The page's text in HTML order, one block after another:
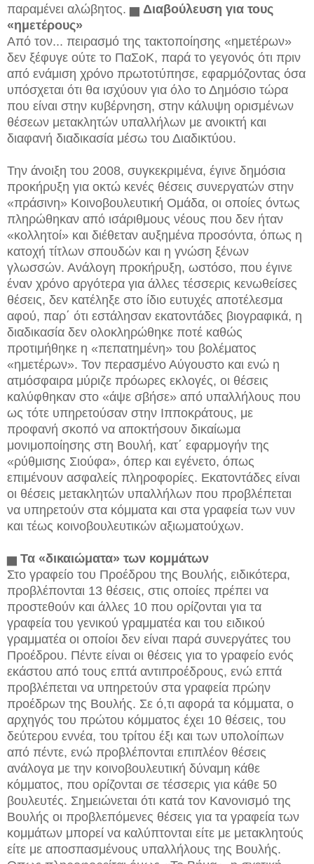
παραμένει αλώβητος.▅ Διαβούλευση για τους
«ημετέρους»
Από τον... πειρασμό της τακτοποίησης «ημετέρων»
δεν ξέφυγε ούτε το ΠαΣοΚ, παρά το γεγονός ότι πριν
από ενάμιση χρόνο πρωτοτύπησε, εφαρμόζοντας όσα
υπόσχεται ότι θα ισχύουν για όλο το Δημόσιο τώρα
που είναι στην κυβέρνηση, στην κάλυψη ορισμένων
θέσεων μετακλητών υπαλλήλων με ανοικτή και
διαφανή διαδικασία μέσω του Διαδικτύου.
Την άνοιξη του 2008, συγκεκριμένα, έγινε δημόσια
προκήρυξη για οκτώ κενές θέσεις συνεργατών στην
«πράσινη» Κοινοβουλευτική Ομάδα, οι οποίες όντως
πληρώθηκαν από ισάριθμους νέους που δεν ήταν
«κολλητοί» και διέθεταν αυξημένα προσόντα, όπως η
κατοχή τίτλων σπουδών και η γνώση ξένων
γλωσσών. Ανάλογη προκήρυξη, ωστόσο, που έγινε
έναν χρόνο αργότερα για άλλες τέσσερις κενωθείσες
θέσεις, δεν κατέληξε στο ίδιο ευτυχές αποτέλεσμα
αφού, παρ΄ ότι εστάλησαν εκατοντάδες βιογραφικά, η
διαδικασία δεν ολοκληρώθηκε ποτέ καθώς
προτιμήθηκε η «πεπατημένη» του βολέματος
«ημετέρων». Τον περασμένο Αύγουστο και ενώ η
ατμόσφαιρα μύριζε πρόωρες εκλογές, οι θέσεις
καλύφθηκαν στο «άψε σβήσε» από υπαλλήλους που
ως τότε υπηρετούσαν στην Ιπποκράτους, με
προφανή σκοπό να αποκτήσουν δικαίωμα
μονιμοποίησης στη Βουλή, κατ΄ εφαρμογήν της
«ρύθμισης Σιούφα», όπερ και εγένετο, όπως
επιμένουν ασφαλείς πληροφορίες. Εκατοντάδες είναι
οι θέσεις μετακλητών υπαλλήλων που προβλέπεται
να υπηρετούν στα κόμματα και στα γραφεία των νυν
και τέως κοινοβουλευτικών αξιωματούχων.
▅ Τα «δικαιώματα» των κομμάτων
Στο γραφείο του Προέδρου της Βουλής, ειδικότερα,
προβλέπονται 13 θέσεις, στις οποίες πρέπει να
προστεθούν και άλλες 10 που ορίζονται για τα
γραφεία του γενικού γραμματέα και του ειδικού
γραμματέα οι οποίοι δεν είναι παρά συνεργάτες του
Προέδρου. Πέντε είναι οι θέσεις για το γραφείο ενός
εκάστου από τους επτά αντιπροέδρους, ενώ επτά
προβλέπεται να υπηρετούν στα γραφεία πρώην
προέδρων της Βουλής. Σε ό,τι αφορά τα κόμματα, ο
αρχηγός του πρώτου κόμματος έχει 10 θέσεις, του
δεύτερου εννέα, του τρίτου έξι και των υπολοίπων
από πέντε, ενώ προβλέπονται επιπλέον θέσεις
ανάλογα με την κοινοβουλευτική δύναμη κάθε
κόμματος, που ορίζονται σε τέσσερις για κάθε 50
βουλευτές. Σημειώνεται ότι κατά τον Κανονισμό της
Βουλής οι προβλεπόμενες θέσεις για τα γραφεία των
κομμάτων μπορεί να καλύπτονται είτε με μετακλητούς
είτε με αποσπασμένους υπαλλήλους της Βουλής.